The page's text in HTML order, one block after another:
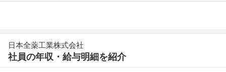
日本全薬工業株式会社
社員の年収・給与明細を紹介